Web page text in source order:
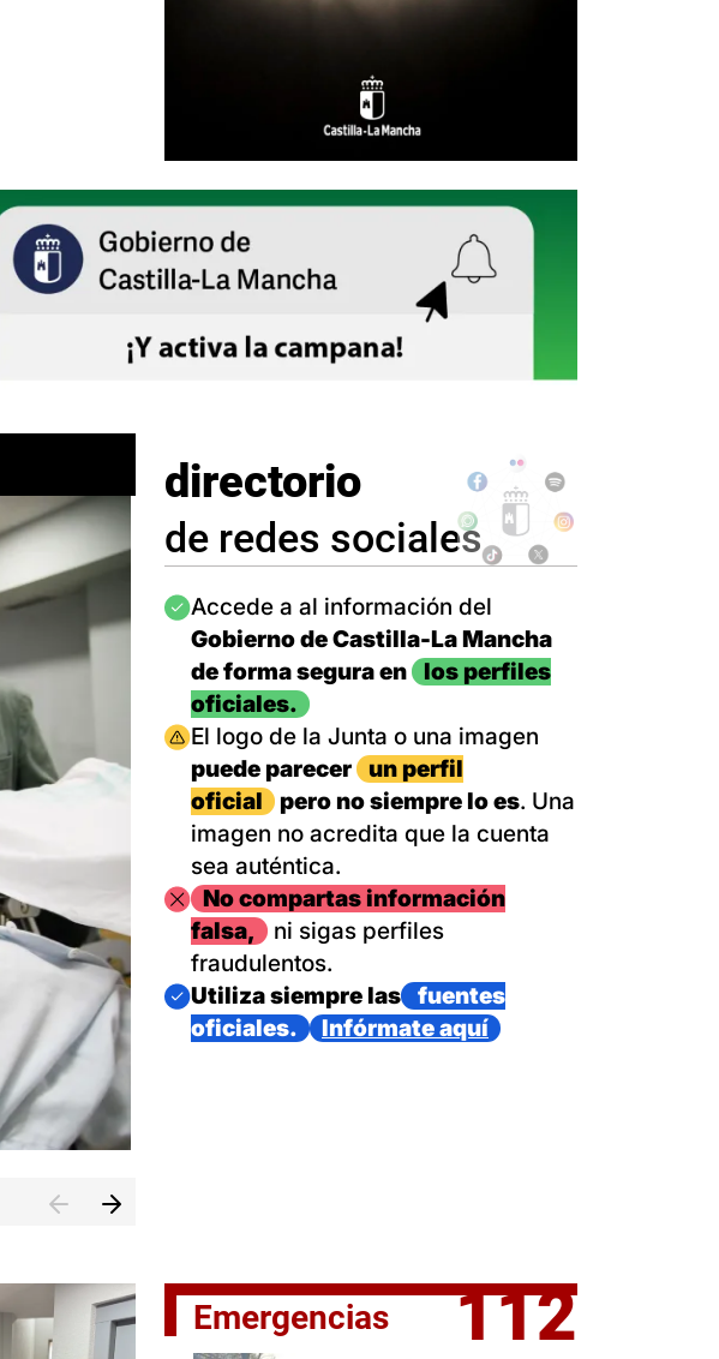
directorio
de redes sociales
Imagen
Accede a al información del
Gobierno de Castilla-La Mancha
de forma segura en
los perfiles
oficiales.
Imagen
El logo de la Junta o una imagen
puede parecer
un perfil
oficial
pero no siempre lo es. Una
imagen no acredita que la cuenta
sea auténtica.
ImagenNo compartas información
falsa,
ni sigas perfiles
fraudulentos.
Imagen
Utiliza siempre las
fuentes
oficiales.
Infórmate aquí
Emergencias 112